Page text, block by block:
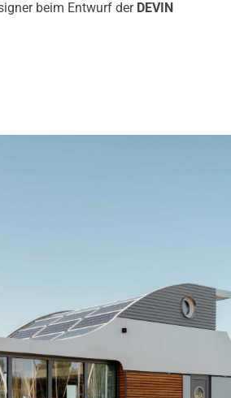
beim Entwurf der DEVIN